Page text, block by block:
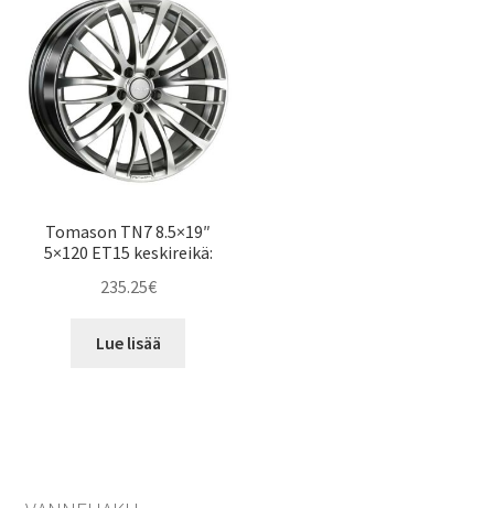
Tomason TN7 8.5×19″
5×120 ET15 keskireikä:
235.25€
Lue lisää